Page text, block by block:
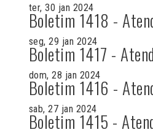
ter, 30 jan 2024
Boletim 1418 -
seg, 29 jan 2024
Boletim 1417 -
dom, 28 jan 2024
Boletim 1416 -
sab, 27 jan 2024
Boletim 1415 -